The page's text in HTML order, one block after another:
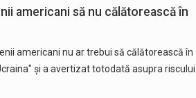
americani să nu călătorească în
americani nu ar trebui să călătorească în
şi a avertizat totodată asupra riscului